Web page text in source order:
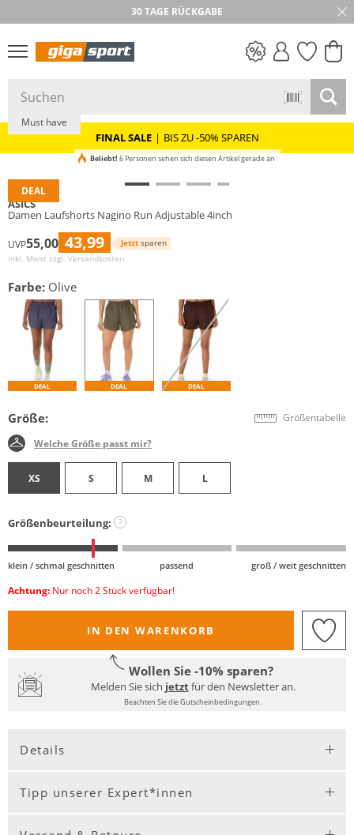
30 TAGE RÜCKGABE
PREIS & WERT
FINAL SALE | BIS ZU -50% SPAREN
DEAL
Nachhaltig
Must have
Beliebt! 6 Personen sehen sich diesen Artikel gerade an
ASICS
Damen Laufshorts Nagino Run Adjustable 4inch
UVP55,00 43,99 Jetzt sparen
inkl. Mwst zzgl. Versandkosten
Farbe: Olive
DEAL DEAL DEAL
Größe: Größentabelle
Welche Größe passt mir?
XS S M L
Größenbeurteilung: ?
klein / schmal geschnitten passend groß / weit geschnitten
Achtung: Nur noch 2 Stück verfügbar!
IN DEN WARENKORB
Wollen Sie -10% sparen?
Melden Sie sich jetztfür den Newsletter an.
Beachten Sie die Gutscheinbedingungen.
Details
Tipp unserer Expert*innen